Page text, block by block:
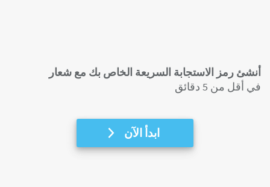
أنشئ رمز الاستجابة السريعة الخاص بك مع شعار
في أقل من 5 دقائق
ابدأ الآن